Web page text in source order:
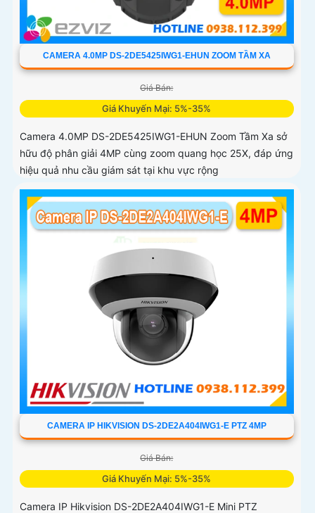
CAMERA 4.0MP DS-2DE5425IWG1-EHUN ZOOM TẦM XA
Giá Bán:
Giá Khuyến Mại: 5%-35%
Camera 4.0MP DS-2DE5425IWG1-EHUN Zoom Tầm Xa sở
hữu độ phân giải 4MP cùng zoom quang học 25X, đáp ứng
hiệu quả nhu cầu giám sát tại khu vực rộng
CAMERA IP HIKVISION DS-2DE2A404IWG1-E PTZ 4MP
Giá Bán:
Giá Khuyến Mại: 5%-35%
Camera IP Hikvision DS-2DE2A404IWG1-E Mini PTZ